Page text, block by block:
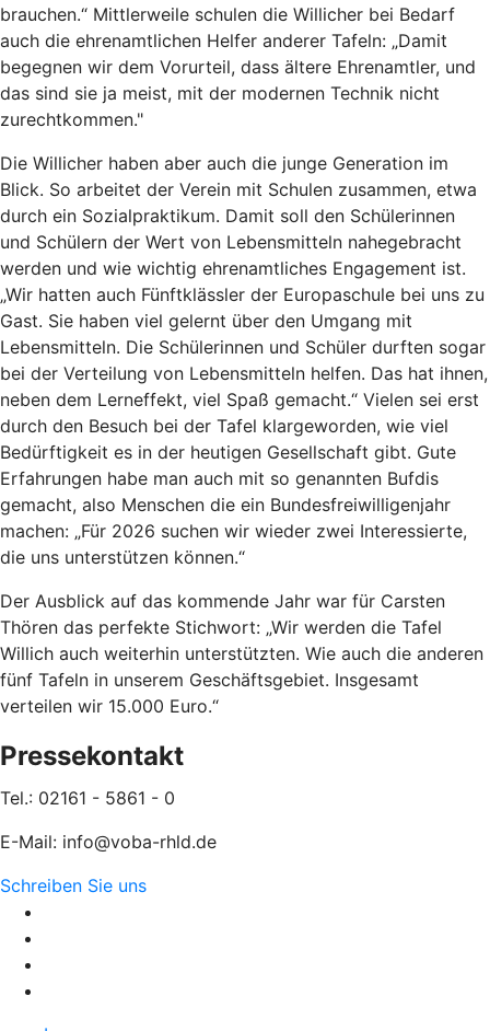
brauchen.“ Mittlerweile schulen die Willicher bei Bedarf
auch die ehrenamtlichen Helfer anderer Tafeln: „Damit
begegnen wir dem Vorurteil, dass ältere Ehrenamtler, und
das sind sie ja meist, mit der modernen Technik nicht
zurechtkommen."
Die Willicher haben aber auch die junge Generation im
Blick. So arbeitet der Verein mit Schulen zusammen, etwa
durch ein Sozialpraktikum. Damit soll den Schülerinnen
und Schülern der Wert von Lebensmitteln nahegebracht
werden und wie wichtig ehrenamtliches Engagement ist.
„Wir hatten auch Fünftklässler der Europaschule bei uns zu
Gast. Sie haben viel gelernt über den Umgang mit
Lebensmitteln. Die Schülerinnen und Schüler durften sogar
bei der Verteilung von Lebensmitteln helfen. Das hat ihnen,
neben dem Lerneffekt, viel Spaß gemacht.“ Vielen sei erst
durch den Besuch bei der Tafel klargeworden, wie viel
Bedürftigkeit es in der heutigen Gesellschaft gibt. Gute
Erfahrungen habe man auch mit so genannten Bufdis
gemacht, also Menschen die ein Bundesfreiwilligenjahr
machen: „Für 2026 suchen wir wieder zwei Interessierte,
die uns unterstützen können.“
Der Ausblick auf das kommende Jahr war für Carsten
Thören das perfekte Stichwort: „Wir werden die Tafel
Willich auch weiterhin unterstützten. Wie auch die anderen
fünf Tafeln in unserem Geschäftsgebiet. Insgesamt
verteilen wir 15.000 Euro.“
Pressekontakt
Tel.: 02161 - 5861 - 0
E-Mail: info@voba-rhld.de
Schreiben Sie uns